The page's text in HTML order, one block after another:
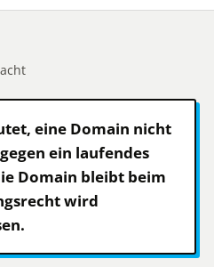
eine Domain nicht
ein laufendes
Domain bleibt beim
wird